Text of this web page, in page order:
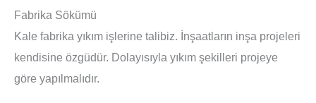
Fabrika Sökümü
Kale fabrika yıkım işlerine talibiz. İnşaatların inşa projeleri
kendisine özgüdür. Dolayısıyla yıkım şekilleri projeye
göre yapılmalıdır.